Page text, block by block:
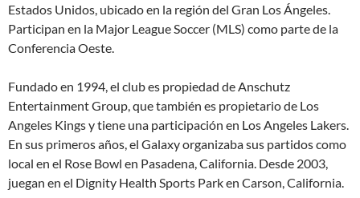
Estados Unidos, ubicado en la región del Gran Los Ángeles.
Participan en la Major League Soccer (MLS) como parte de la
Conferencia Oeste.
Fundado en 1994, el club es propiedad de Anschutz
Entertainment Group, que también es propietario de Los
Angeles Kings y tiene una participación en Los Angeles Lakers.
En sus primeros años, el Galaxy organizaba sus partidos como
local en el Rose Bowl en Pasadena, California. Desde 2003,
juegan en el Dignity Health Sports Park en Carson, California.